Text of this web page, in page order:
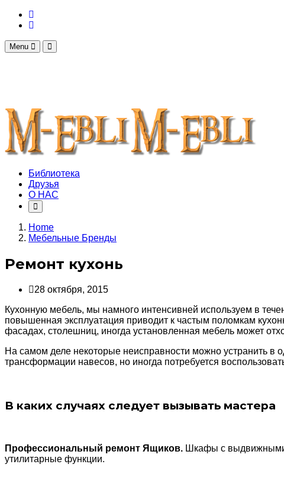
Menu
Библиотека
Друзья
О НАС
Home
Мебельные Бренды
Ремонт кухонь
28 октября, 2015
Кухонную мебель, мы намного интенсивней используем в
повышенная эксплуатация приводит к частым поломкам
фасадах, столешниц, иногда установленная мебель может
На самом деле некоторые неисправности можно устранить в
трансформации навесов, но иногда потребуется
В каких случаях следует вызывать мастера
Профессиональный ремонт Ящиков. Шкафы с выдвижными
утилитарные функции.